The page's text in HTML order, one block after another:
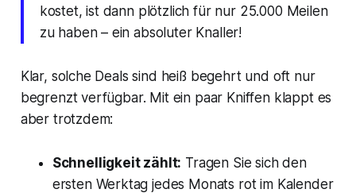
kostet, ist dann plötzlich für nur 25.000 Meilen
zu haben – ein absoluter Knaller!
Klar, solche Deals sind heiß begehrt und oft nur
begrenzt verfügbar. Mit ein paar Kniffen klappt es
aber trotzdem:
Schnelligkeit zählt: Tragen Sie sich den
ersten Werktag jedes Monats rot im Kalender